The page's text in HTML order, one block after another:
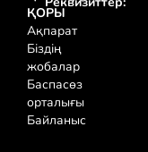
ҚОРЫ
Ақпарат
Біздің
жобалар
Баспасөз
орталығы
Байланыс